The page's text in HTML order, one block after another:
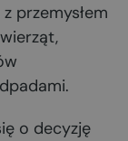
przemysłem
o decyzję